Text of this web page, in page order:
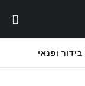
בידור ופנאי